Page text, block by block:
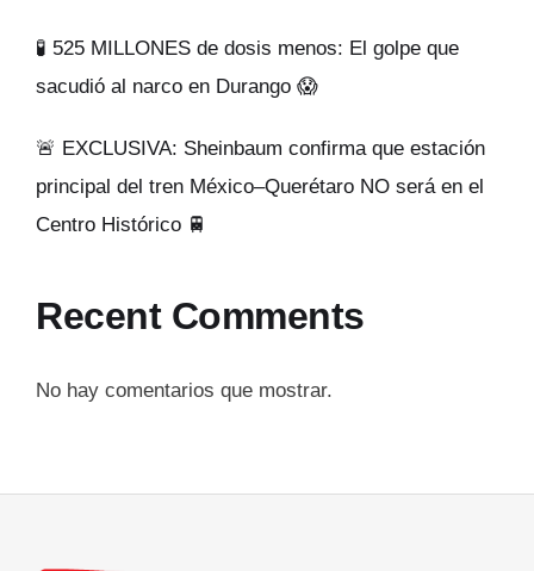
🧪 525 MILLONES de dosis menos: El golpe que
sacudió al narco en Durango 😱
🚨 EXCLUSIVA: Sheinbaum confirma que estación
principal del tren México–Querétaro NO será en el
Centro Histórico 🚆
Recent Comments
No hay comentarios que mostrar.